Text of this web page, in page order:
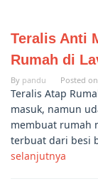
Teralis Anti
Rumah di
By pandu Posted on
Teralis Atap
masuk, namun
membuat rumah
terbuat dari besi
selanjutnya